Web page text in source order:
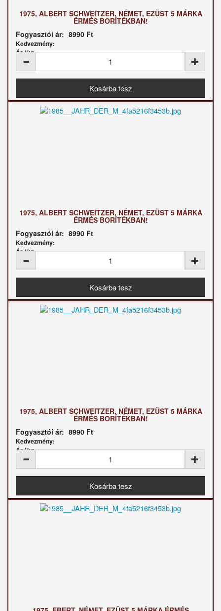
1975, ALBERT SCHWEITZER, NÉMET, EZÜST 5 MÁRKA
ÉRMÉS BORÍTÉKBAN!
Fogyasztói ár: 8990 Ft
Kedvezmény:
Ár / kg:
1975, ALBERT SCHWEITZER, NÉMET, EZÜST 5 MÁRKA
ÉRMÉS BORÍTÉKBAN!
Fogyasztói ár: 8990 Ft
Kedvezmény:
Ár / kg:
1975, ALBERT SCHWEITZER, NÉMET, EZÜST 5 MÁRKA
ÉRMÉS BORÍTÉKBAN!
Fogyasztói ár: 8990 Ft
Kedvezmény:
Ár / kg: